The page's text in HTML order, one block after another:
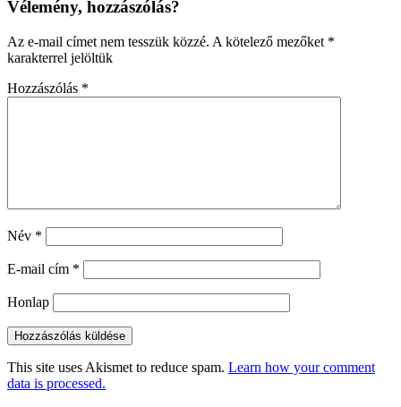
Vélemény, hozzászólás?
Az e-mail címet nem tesszük közzé. A kötelező mezőket *
karakterrel jelöltük
Hozzászólás *
Név *
E-mail cím *
Honlap
This site uses Akismet to reduce spam. Learn how your comment
data is processed.